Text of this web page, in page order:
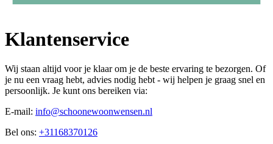
Klantenservice
Wij staan altijd voor je klaar om je de beste ervaring te bezorgen. Of
je nu een vraag hebt, advies nodig hebt - wij helpen je graag snel en
persoonlijk. Je kunt ons bereiken via:
E-mail: info@schoonewoonwensen.nl
Bel ons: +31168370126